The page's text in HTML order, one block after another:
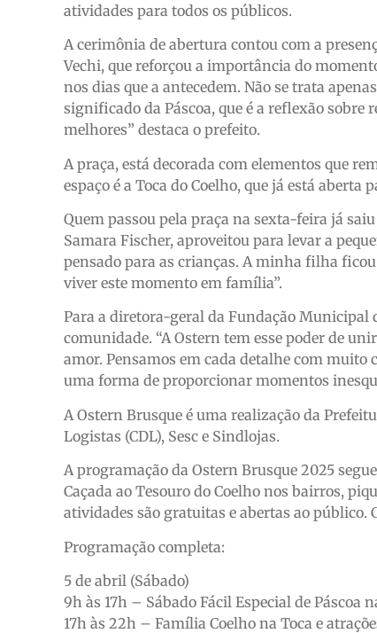
atividades para todos os públicos.
A cerimônia de abertura contou com a
Vechi, que reforçou a importância do
nos dias que a antecedem. Não se trata
significado da Páscoa, que é a reflexão sobre
melhores” destaca o prefeito.
A praça, está decorada com elementos que
espaço é a Toca do Coelho, que já está aberta
Quem passou pela praça na sexta-feira já
Samara Fischer, aproveitou para levar a
pensado para as crianças. A minha filha
viver este momento em família”.
Para a diretora-geral da Fundação Municipal
comunidade. “A Ostern tem esse poder de
amor. Pensamos em cada detalhe com muito
uma forma de proporcionar momentos
A Ostern Brusque é uma realização da
Logistas (CDL), Sesc e Sindlojas.
A programação da Ostern Brusque 2025
Caçada ao Tesouro do Coelho nos bairros,
atividades são gratuitas e abertas ao público.
Programação completa:
5 de abril (Sábado)
9h às 17h – Sábado Fácil Especial de Páscoa
17h às 22h – Família Coelho na Toca e